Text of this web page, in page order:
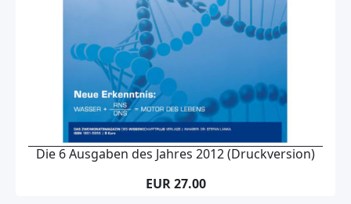
Die 6 Ausgaben des Jahres 2012 (Druckversion)
EUR 27.00